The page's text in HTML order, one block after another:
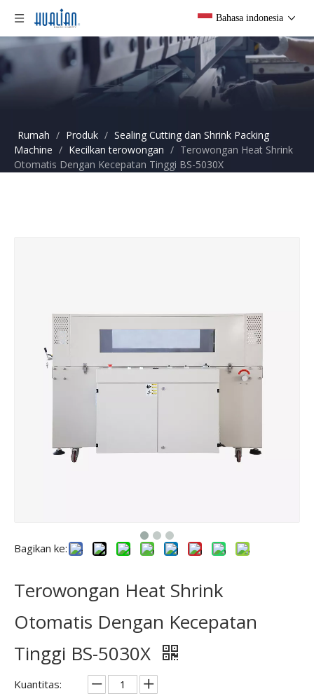
Bahasa indonesia
Rumah / Produk / Sealing Cutting dan Shrink Packing
Machine / Kecilkan terowongan / Terowongan Heat Shrink
Otomatis Dengan Kecepatan Tinggi BS-5030X
Bagikan ke:
Terowongan Heat Shrink
Otomatis Dengan Kecepatan
Tinggi BS-5030X
Kuantitas: